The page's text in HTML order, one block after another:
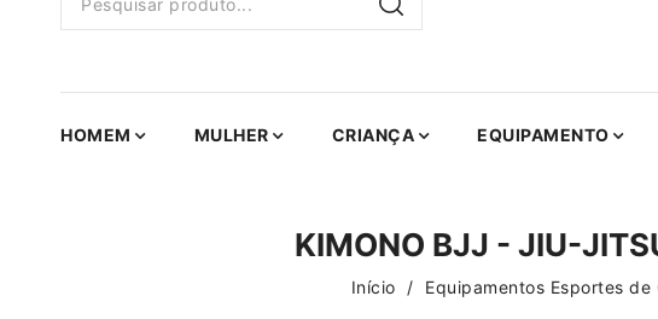
HOMEM MULHER CRIANÇA EQUIPAMENTO
KIMONO BJJ - JIU-
Início Equipamentos Esportes de